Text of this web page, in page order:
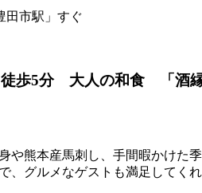
田市駅」すぐ
徒歩5分 大人の和食 「酒
や熊本産馬刺し、手間暇かけ
、グルメなゲストも満足してく